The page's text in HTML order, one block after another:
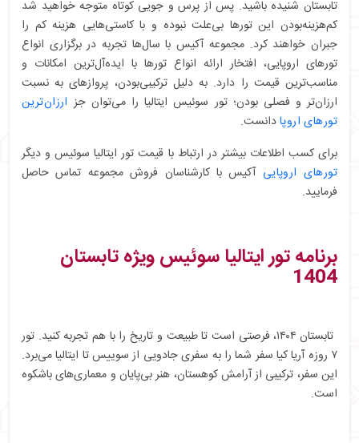
تابستان شنیده باشید. پس از پرس و جویی کوتاه متوجه خواهید شد
کم‌هزینه‌بودن این تورها بی‌علت نبوده و با کاستی‌هایی هزینه کم را
جبران خواهند کرد. مجموعه آکیس با سال‌ها تجربه در برگزاری انواع
تورهای اروپایی، افتخار ارائه انواع تورها با ایده‌آل‌ترین امکانات و
مناسب‌ترین قیمت را دارد. به دلیل ترکیبی‌بودن، پروازهای به نسبت
ارزان‌تر و فصلی بودن؛ تور سوئیس ایتالیا را می‌توان جز ارزان‌ترین
تورهای اروپادانست.
برای کسب اطلاعات بیشتر در ارتباط با قیمت تور ایتالیا سوئیس و دیگر
تورهای اروپایی آکیس با کارشناسان فروش مجموعه تماس حاصل
فرمایید.
برنامه تور ایتالیا سوئیس ویژه تابستان
1404
تابستان ۱۴۰۴، فرصتی است تا طبیعت و تاریخ را با هم تجربه کنید. تور
۷ روزه آریا کیا سفر شما را به سفری جادویی از سوییس تا ایتالیا می‌برد.
این سفر، ترکیبی از آرامش کوهستان، هنر بی‌پایان و معماری‌های باشکوه
است.